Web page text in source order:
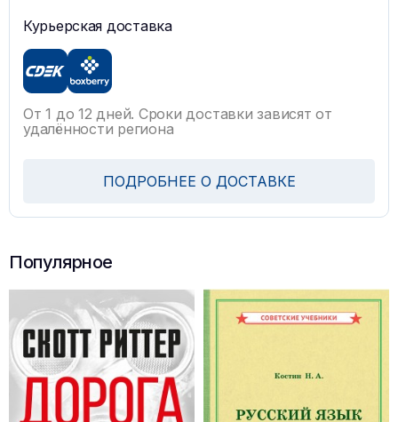
Курьерская доставка
От 1 до 12 дней. Сроки доставки зависят от
удалённости региона
ПОДРОБНЕЕ О ДОСТАВКЕ
Популярное